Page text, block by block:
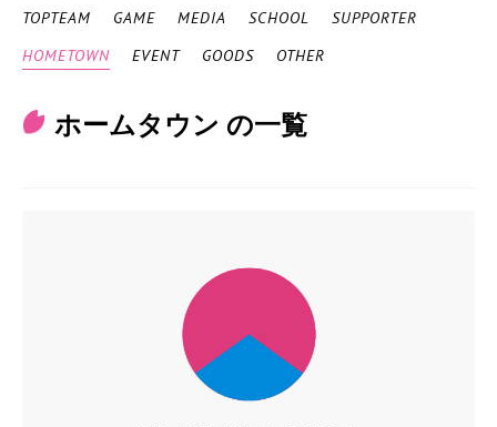
TOPTEAM GAME MEDIA SCHOOL
SUPPORTER
HOMETOWN
EVENT GOODS OTHER
ホームタウン の一覧